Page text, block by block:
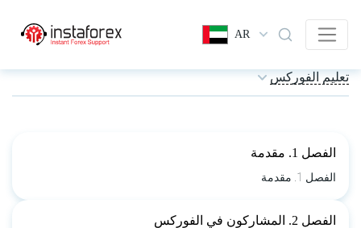
AR
تعليم الفوركس
الفصل 1. مقدمة
الفصل 1. مقدمة
الفصل 2. المشاركون في الفوركس